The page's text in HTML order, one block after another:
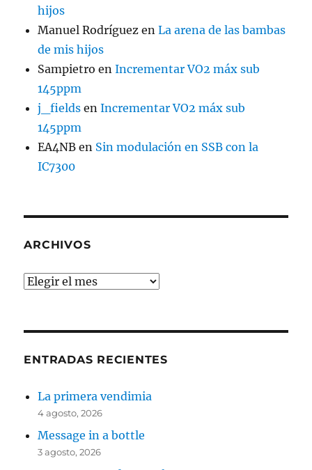
hijos
Manuel Rodríguez enLa arena de las bambas
de mis hijos
Sampietro enIncrementar VO2 máx sub
145ppm
j_fields enIncrementar VO2 máx sub
145ppm
EA4NB en Sin modulación en SSB con la
IC7300
ARCHIVOS
Archivos
ENTRADAS RECIENTES
La primera vendimia
4 agosto, 2026
Message in a bottle
3 agosto, 2026